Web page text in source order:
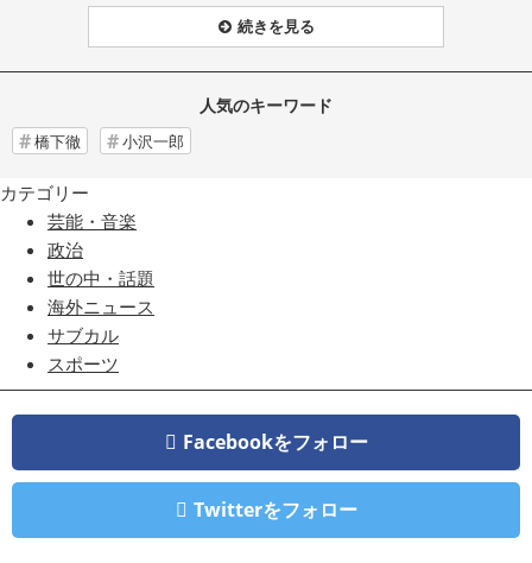
続きを見る
人気のキーワード
橋下徹 小沢一郎
カテゴリー
芸能・音楽
政治
世の中・話題
海外ニュース
サブカル
スポーツ
Facebookをフォロー
Twitterをフォロー